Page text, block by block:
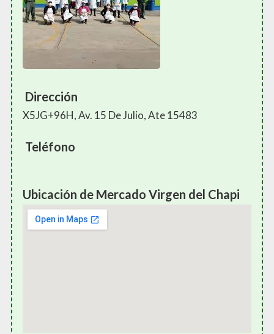
Dirección
X5JG+96H, Av. 15 De Julio, Ate 15483
Teléfono
Ubicación de Mercado Virgen del Chapi